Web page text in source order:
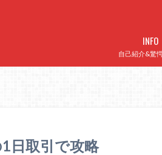
自己紹介&驚
INFO
日取引で攻略